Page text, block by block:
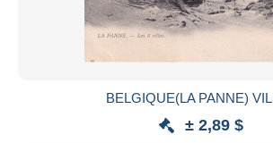
BELGIQUE(LA PANNE)
± 2,89 $